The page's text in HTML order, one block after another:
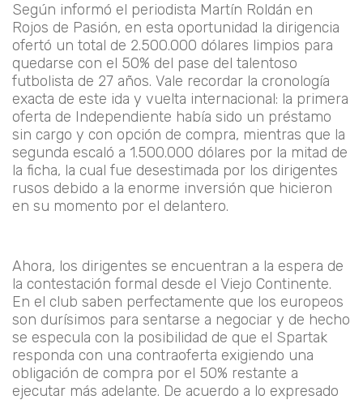
Según informó el periodista Martín Roldán en
Rojos de Pasión, en esta oportunidad la dirigencia
ofertó un total de 2.500.000 dólares limpios para
quedarse con el 50% del pase del talentoso
futbolista de 27 años. Vale recordar la cronología
exacta de este ida y vuelta internacional: la primera
oferta de Independiente había sido un préstamo
sin cargo y con opción de compra, mientras que la
segunda escaló a 1.500.000 dólares por la mitad de
la ficha, la cual fue desestimada por los dirigentes
rusos debido a la enorme inversión que hicieron
en su momento por el delantero.
Ahora, los dirigentes se encuentran a la espera de
la contestación formal desde el Viejo Continente.
En el club saben perfectamente que los europeos
son durísimos para sentarse a negociar y de hecho
se especula con la posibilidad de que el Spartak
responda con una contraoferta exigiendo una
obligación de compra por el 50% restante a
ejecutar más adelante. De acuerdo a lo expresado